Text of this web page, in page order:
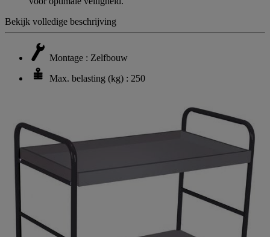
Bekijk volledige beschrijving
Montage : Zelfbouw
Max. belasting (kg) : 250